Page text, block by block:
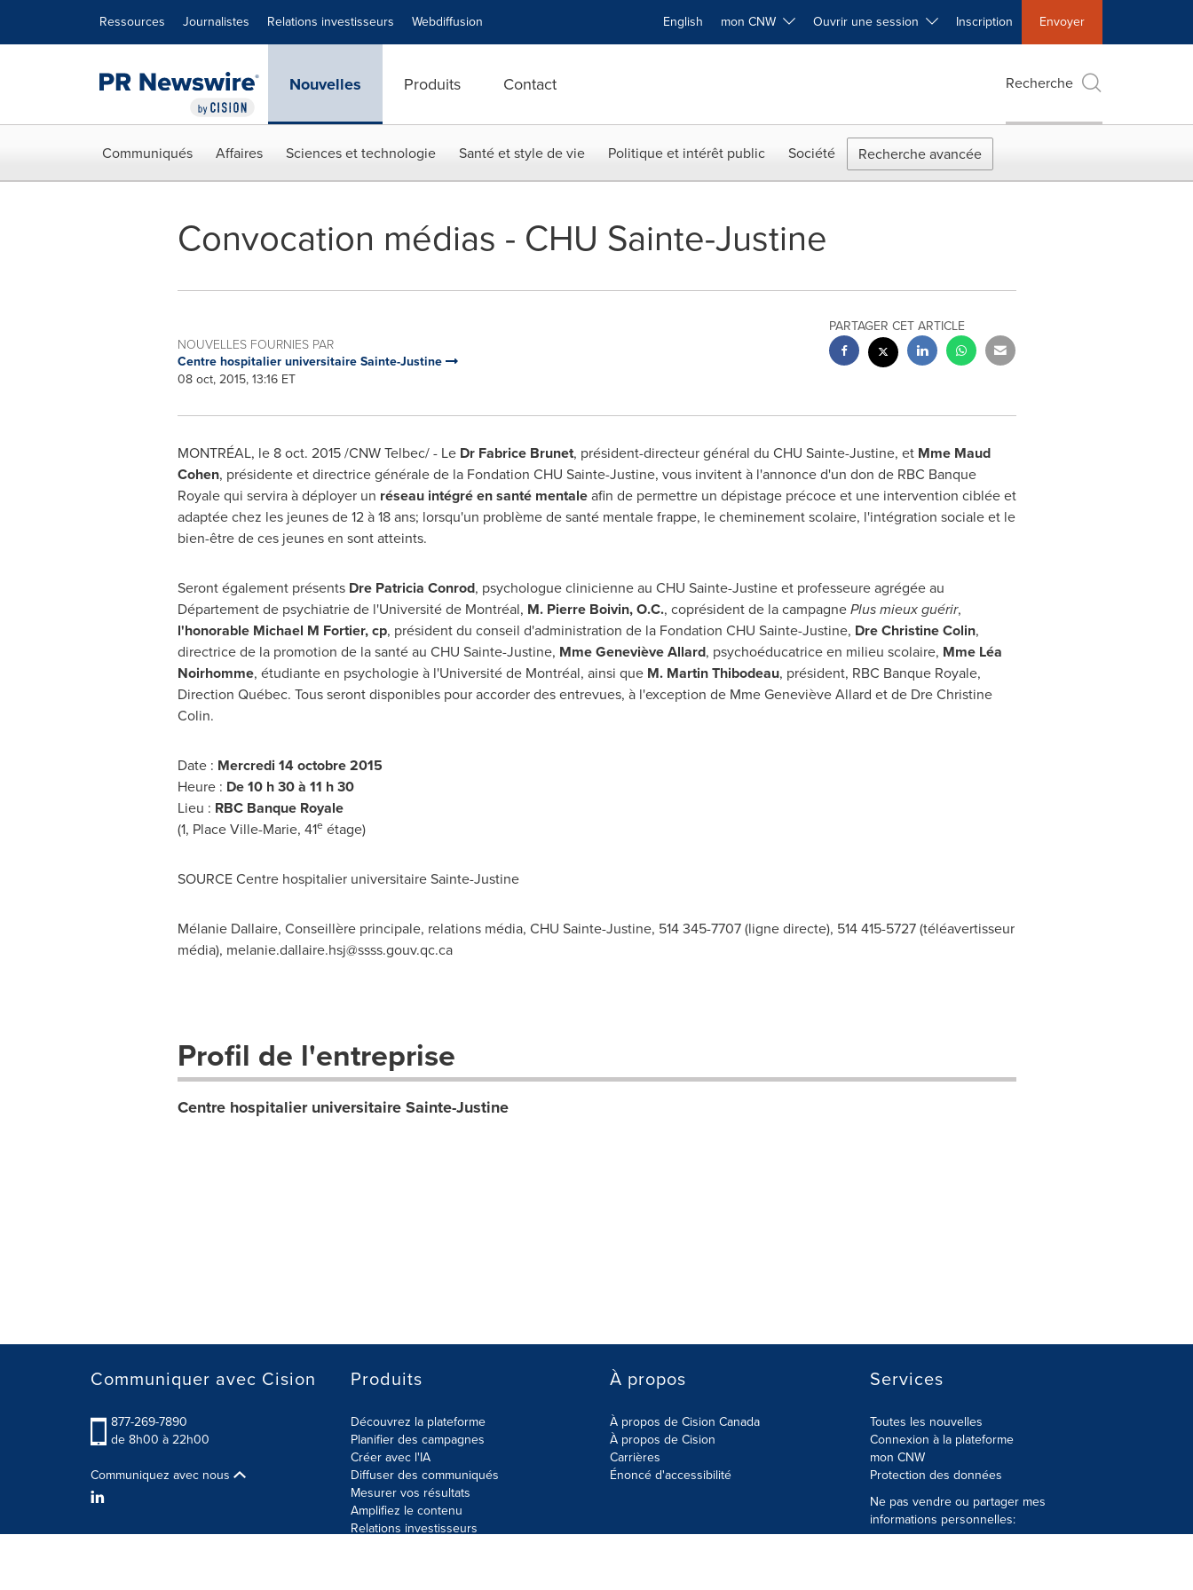
Ressources Journalistes Relations investisseurs Webdiffusion English mon CNW Ouvrir une session Inscription Envoyer
Nouvelles Produits Contact Recherche
Communiqués Affaires Sciences et technologie Santé et style de vie Politique et intérêt public Société Recherche avancée
Convocation médias - CHU Sainte-Justine
NOUVELLES FOURNIES PAR
Centre hospitalier universitaire Sainte-Justine
08 oct, 2015, 13:16 ET
PARTAGER CET ARTICLE
MONTRÉAL, le 8 oct. 2015/CNW Telbec/ - Le Dr Fabrice Brunet, président-directeur général du CHU Sainte-Justine, et Mme Maud
Cohen, présidente et directrice générale de la Fondation CHU Sainte-Justine, vous invitent à l'annonce d'un don de RBC Banque
Royale qui servira à déployer un réseau intégré en santé mentaleafin de permettre un dépistage précoce et une intervention ciblée et
adaptée chez les jeunes de 12 à 18 ans; lorsqu'un problème de santé mentale frappe, le cheminement scolaire, l'intégration sociale et le
bien-être de ces jeunes en sont atteints.
Seront également présents Dre Patricia Conrod, psychologue clinicienne au CHU Sainte-Justine et professeure agrégée au
Département de psychiatrie de l'Université de Montréal, M. Pierre Boivin, O.C., coprésident de la campagnePlus mieux guérir,
l'honorable Michael M Fortier, cp, président du conseil d'administration de la Fondation CHU Sainte-Justine, Dre Christine Colin,
directrice de la promotion de la santé au CHU Sainte-Justine, Mme Geneviève Allard, psychoéducatrice en milieu scolaire, Mme Léa
Noirhomme, étudiante en psychologie à l'Université de Montréal, ainsi que M. Martin Thibodeau, président, RBC Banque Royale,
Direction Québec. Tous seront disponibles pour accorder des entrevues, à l'exception de Mme Geneviève Allard et de Dre Christine
Colin.
Date : Mercredi 14 octobre 2015
Heure : De 10 h 30 à 11 h 30
Lieu : RBC Banque Royale
(1, Place Ville-Marie, 41eétage)
SOURCE Centre hospitalier universitaireSainte-Justine
Mélanie Dallaire, Conseillère principale, relations média, CHU Sainte-Justine, 514 345-7707 (ligne directe), 514 415-5727 (téléavertisseur
média), melanie.dallaire.hsj@ssss.gouv.qc.ca
Profil de l'entreprise
Centre hospitalier universitaire Sainte-Justine
Communiquer avec Cision
877-269-7890
de 8h00 à 22h00
Communiquez avec nous
Produits
Découvrez la plateforme
Planifier des campagnes
Créer avec l'IA
Diffuser des communiqués
Mesurer vos résultats
Amplifiez le contenu
Relations investisseurs
À propos
À propos de Cision Canada
À propos de Cision
Carrières
Énoncé d'accessibilité
Services
Toutes les nouvelles
Connexion à la plateforme
mon CNW
Protection des données
Ne pas vendre ou partager mes
informations personnelles: